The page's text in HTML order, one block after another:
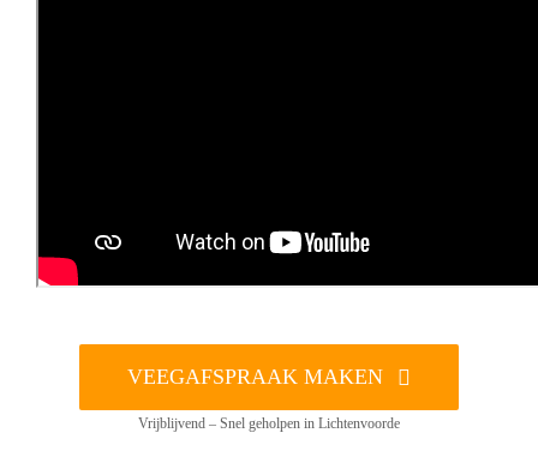
VEEGAFSPRAAK MAKEN
Vrijblijvend – Snel geholpen in Lichtenvoorde